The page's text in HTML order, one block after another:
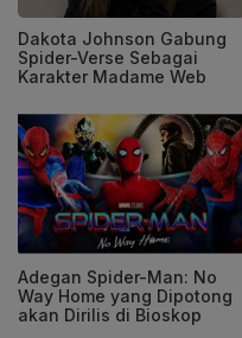
Dakota Johnson Gabung
Spider-Verse Sebagai
Karakter Madame Web
Adegan Spider-Man: No
Way Home yang Dipotong
akan Dirilis di Bioskop